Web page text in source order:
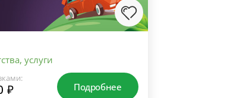
услуги
₽ Подробнее